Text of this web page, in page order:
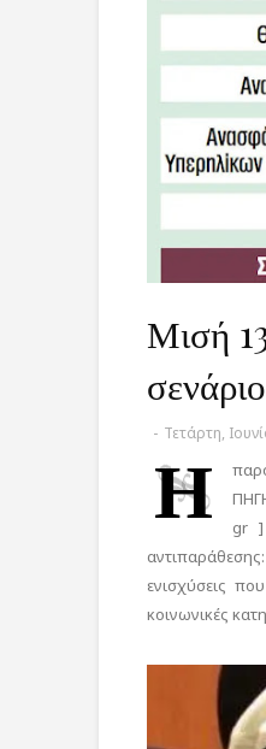
Μισή
- Τετάρτη,
Η
gr ]
ενισχύσεις
κοινωνικές